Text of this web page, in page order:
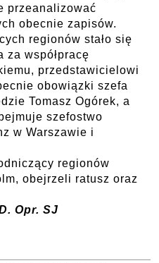
przeanalizować
obecnie zapisów.
regionów stało się
za współpracę
przedstawicielowi
obowiązki szefa
Tomasz Ogórek, a
szefostwo
w Warszawie i
regionów
obejrzeli ratusz oraz
Opr. SJ